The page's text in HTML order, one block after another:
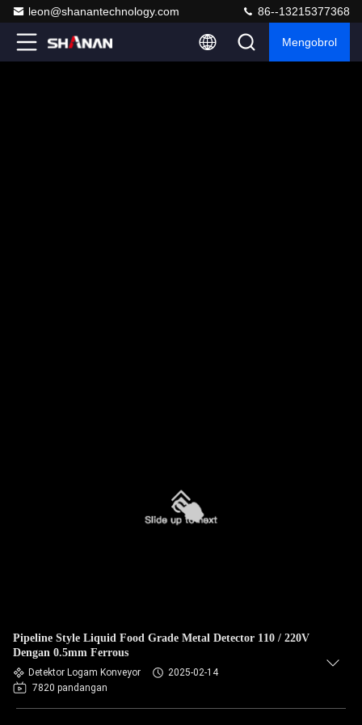
leon@shanantechnology.com 86--13215377368
Mengobrol
Pipeline Style Liquid Food Grade Metal Detector 110 / 220V
Dengan 0.5mm Ferrous
Detektor Logam Konveyor
2025-02-14
7820 pandangan